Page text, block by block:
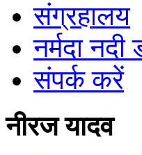
संग्रहालय
नर्मदा
संपर्क करें
नीरज यादव